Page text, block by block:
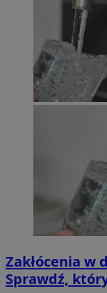
Zakłócenia w
Sprawdź,